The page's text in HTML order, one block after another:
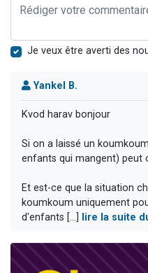
Je veux être averti des
Yankel B.
Kvod harav bonjour
Si on a laissé un
enfants qui mangent) peut
Et est-ce que la situation
koumkoum uniquement
d'enfants [...]
lire la suite